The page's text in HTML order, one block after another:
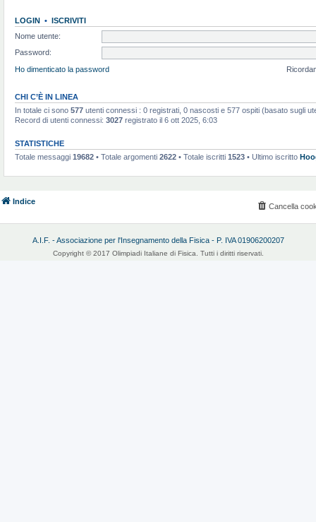
LOGIN • ISCRIVITI
Nome utente:
Password:
Ho dimenticato la password
CHI C’È IN LINEA
In totale ci sono 577 utenti connessi : 0 registrati, 0 nascosti e 577 ospiti (basato sugli
Record di utenti connessi: 3027 registrato il 6 ott 2025, 6:03
STATISTICHE
Totale messaggi 19682 • Totale argomenti 2622 • Totale iscritti 1523 • Ultimo iscritto
Indice
Cancella
A.I.F. - Associazione per l'Insegnamento della Fisica - P. IVA 01906200207
Copyright © 2017 Olimpiadi Italiane di Fisica. Tutti i diritti riservati.